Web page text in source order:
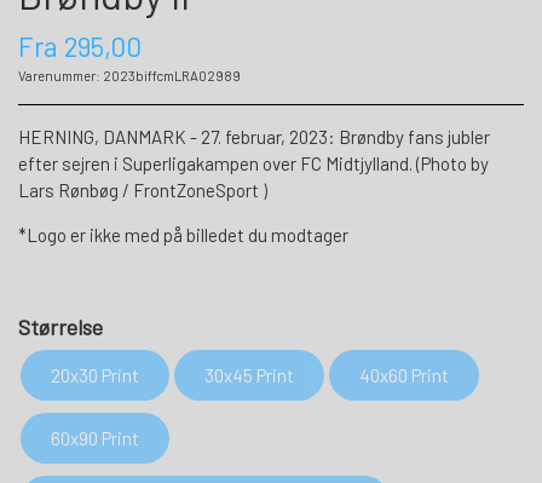
Fra 295,00
Varenummer: 2023biffcmLRA02989
HERNING, DANMARK - 27. februar, 2023: Brøndby fans jubler
efter sejren i Superligakampen over FC Midtjylland. (Photo by
Lars Rønbøg / FrontZoneSport )
*Logo er ikke med på billedet du modtager
Størrelse
20x30 Print 30x45 Print 40x60 Print
60x90 Print